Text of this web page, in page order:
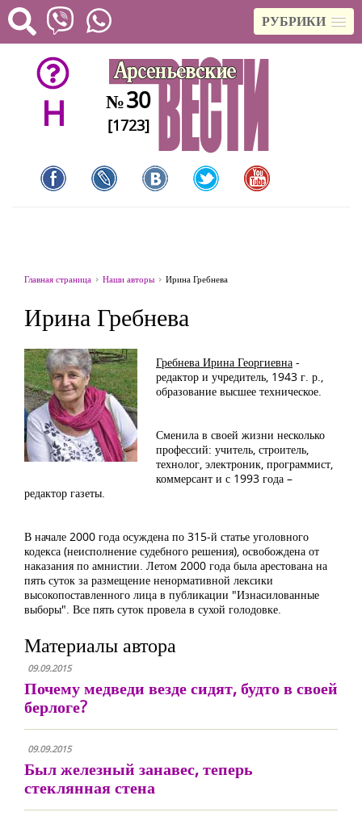
РУБРИКИ
H №30
[1723]
Главная страница Наши авторы Ирина Гребнева
Ирина Гребнева
Гребнева Ирина Георгиевна -
редактор и учредитель, 1943 г. р.,
образование высшее техническое.
Сменила в своей жизни несколько
профессий: учитель, строитель,
технолог, электроник, программист,
коммерсант и с 1993 года –
редактор газеты.
В начале 2000 года осуждена по 315-й статье уголовного
кодекса (неисполнение судебного решения), освобождена от
наказания по амнистии. Летом 2000 года была арестована на
пять суток за размещение ненормативной лексики
высокопоставленного лица в публикации "Изнасилованные
выборы". Все пять суток провела в сухой голодовке.
Материалы автора
09.09.2015
Почему медведи везде сидят, будто в своей
берлоге?
09.09.2015
Был железный занавес, теперь
стеклянная стена